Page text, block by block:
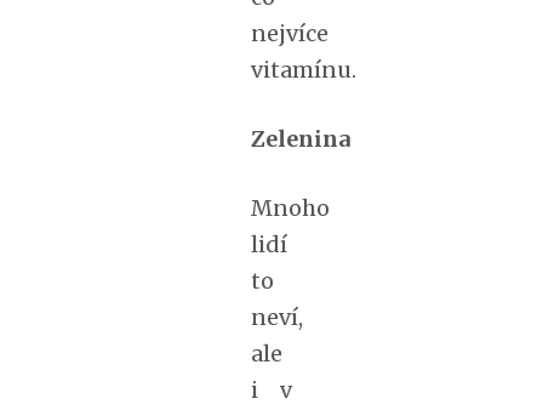
nejvíce
vitamínu.
Zelenina
Mnoho
lidí
to
neví,
ale
i v